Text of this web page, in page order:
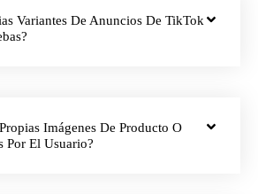
Variantes De Anuncios De TikTok
Imágenes De Producto O
Por El Usuario?